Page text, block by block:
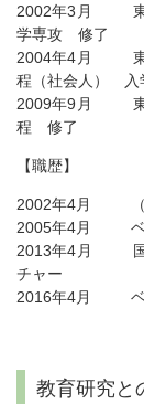
2002年3月 東
学専攻 修了
2004年4月 東
程（社会人） 入
2009年9月 東
程 修了
【職歴】
2002年4月 （
2005年4月 ベ
2013年4月 国内
チャー
2016年4月 ベ
教育研究と